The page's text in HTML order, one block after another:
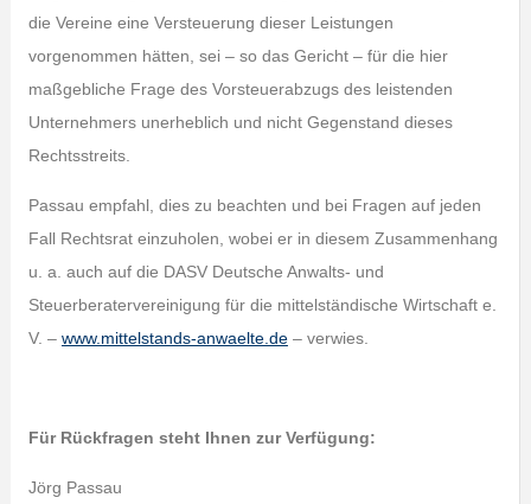
die Vereine eine Versteuerung dieser Leistungen
vorgenommen hätten, sei – so das Gericht – für die hier
maßgebliche Frage des Vorsteuerabzugs des leistenden
Unternehmers unerheblich und nicht Gegenstand dieses
Rechtsstreits.
Passau empfahl, dies zu beachten und bei Fragen auf jeden
Fall Rechtsrat einzuholen, wobei er in diesem Zusammenhang
u. a. auch auf die DASV Deutsche Anwalts- und
Steuerberatervereinigung für die mittelständische Wirtschaft e.
V. – www.mittelstands-anwaelte.de– verwies.
Für Rückfragen steht Ihnen zur Verfügung:
Jörg Passau